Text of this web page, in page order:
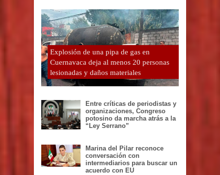
Explosión de una pipa de gas en
Cuernavaca deja al menos 20 personas
lesionadas y daños materiales
Entre críticas de periodistas y
organizaciones, Congreso
potosino da marcha atrás a la
“Ley Serrano”
Marina del Pilar reconoce
conversación con
intermediarios para buscar un
acuerdo con EU